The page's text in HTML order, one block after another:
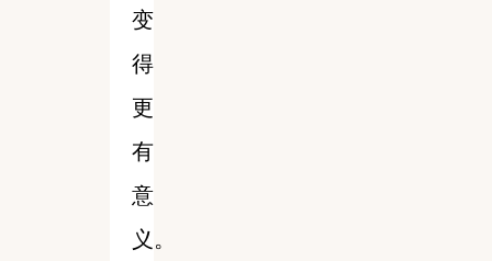
变
得
更
有
意
义。